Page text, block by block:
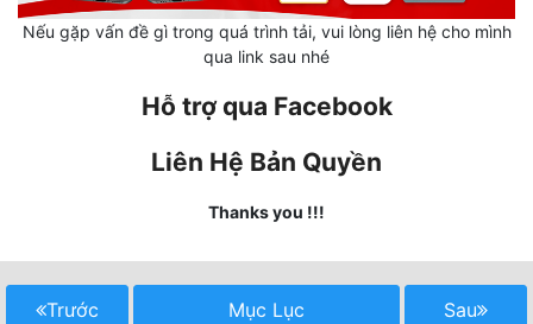
Mỹ Thực
Nếu gặp vấn đề gì trong quá trình tải, vui lòng liên hệ cho mình
qua link sau nhé
Hỗ trợ qua Facebook
Liên Hệ Bản Quyền
Thanks you !!!
Trước Mục Lục Sau